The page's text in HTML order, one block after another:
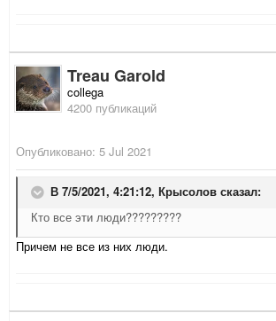
Treau Garold
collega
4200 публикаций
Опубликовано: 5 Jul 2021
В 7/5/2021, 4:21:12, Крысолов сказал:
Кто все эти люди?????????
Причем не все из них люди.